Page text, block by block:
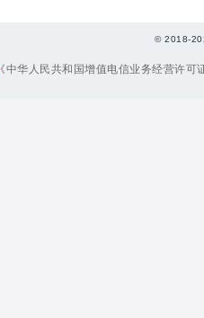
© 2018-
《中华人民共和国增值电信业务经营许